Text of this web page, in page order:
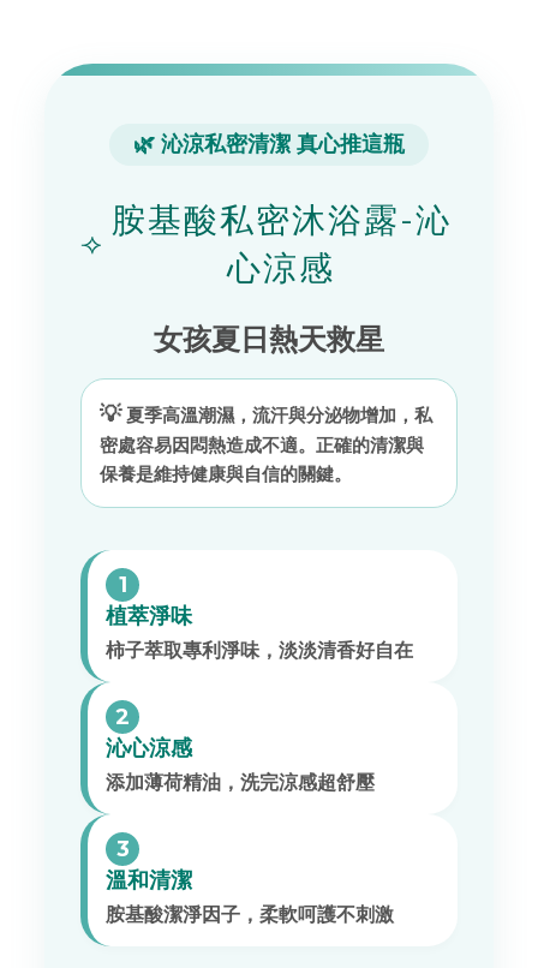
🌿 沁涼私密清潔 真心推這瓶
⟢
胺基酸私密沐浴露-沁
心涼感
女孩夏日熱天救星
💡夏季高溫潮濕，流汗與分泌物增加，私
密處容易因悶熱造成不適。正確的清潔與
保養是維持健康與自信的關鍵。
1
植萃淨味
柿子萃取專利淨味，淡淡清香好自在
2
沁心涼感
添加薄荷精油，洗完涼感超舒壓
3
溫和清潔
胺基酸潔淨因子，柔軟呵護不刺激